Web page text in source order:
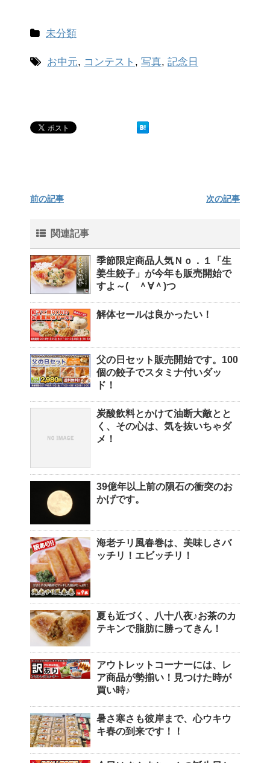
未分類
お中元, コンテスト , 写真, 記念日
前の記事 次の記事
関連記事
季節限定商品人気Ｎｏ．１「生
姜生餃子」が今年も販売開始で
すよ～( ＾∀＾)つ
解体セールは良かったい！
父の日セット販売開始です。100
個の餃子でスタミナ付いダッ
ド！
炭酸飲料とかけて油断大敵とと
く、その心は、気を抜いちゃダ
メ！
39億年以上前の隕石の衝突のお
かげです。
海老チリ風春巻は、美味しさバ
ッチリ！エビッチリ！
夏も近づく、八十八夜♪お茶のカ
テキンで脂肪に勝ってきん！
アウトレットコーナーには、レ
ア商品が勢揃い！見つけた時が
買い時♪
暑さ寒さも彼岸まで、心ウキウ
キ春の到来です！！